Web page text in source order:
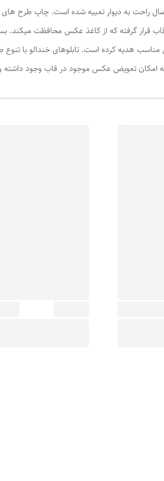
راحت به دیوار تعبیه شده است. چاپ طرح های
گرفته که از کاغذ عکس محافظت میکند.
هدیه کرده است. تابلوهای خندالو با تنوع
تعویض عکس موجود در قاب وجود داشته و